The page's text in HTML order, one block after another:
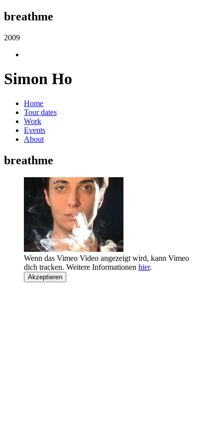
breathme
2009
Simon Ho
Home
Tour dates
Work
Events
About
breathme
Wenn das Vimeo Video angezeigt wird, kann Vimeo
dich tracken. Weitere Informationen hier.
Akzeptieren